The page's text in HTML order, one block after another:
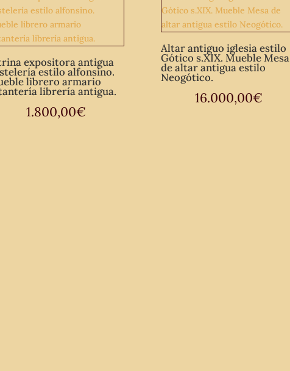
expositora antigua
estilo alfonsino.
librero armario
librería antigua.
1.800,00€
Altar antiguo iglesia estilo
Gótico s.XIX. Mueble Mesa
de altar antigua estilo
Neogótico.
16.000,00€